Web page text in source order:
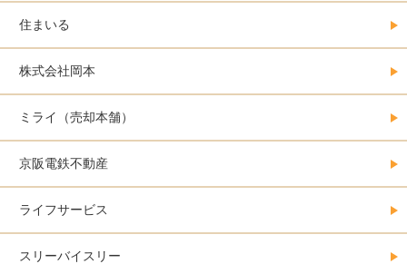
住まいる
株式会社岡本
ミライ（売却本舗）
京阪電鉄不動産
ライフサービス
スリーバイスリー